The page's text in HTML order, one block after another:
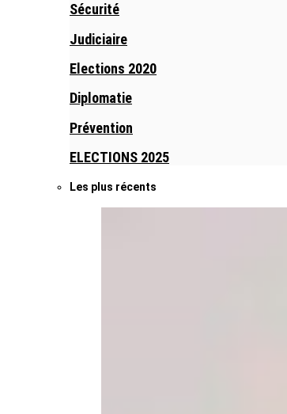
Sécurité
Judiciaire
Elections 2020
Diplomatie
Prévention
ELECTIONS 2025
Les plus récents